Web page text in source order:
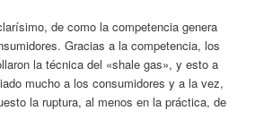
de como la competencia genera
Gracias a la competencia, los
la técnica del «shale gas», y esto a
mucho a los consumidores y a la vez,
la ruptura, al menos en la práctica, de